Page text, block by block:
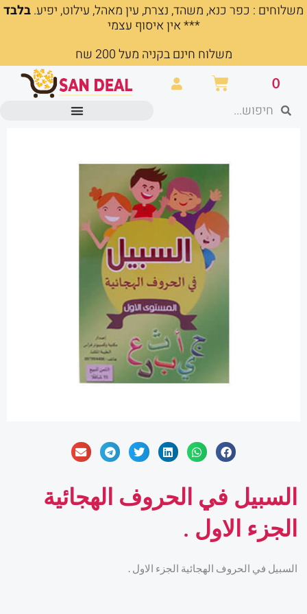
דילוג
משלוחים : כפר כנא, משהד, נצרת, עין מאהל, עילוט, יפיע.בלבד
*** אין איסוף עצמי
משלוח חינם בקניה מעל 200 שח
0 עגלת
קניות חיפושחיפוש
السبيل في الحروف الهجائية
الجزء الاول .
السبيل في الحروف الهجائية الجزء الاول .